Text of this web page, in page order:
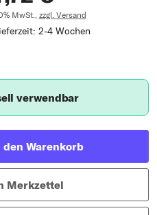
MwSt., zzgl. Versand
2-4 Wochen
verwendbar
den Warenkorb
Merkzettel